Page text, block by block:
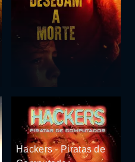
Hackers - Piratas de